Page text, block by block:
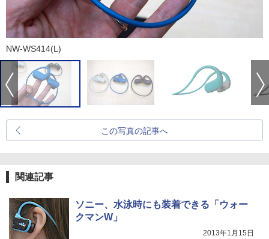
NW-WS414(L)
この写真の記事へ
関連記事
ソニー、水泳時にも装着できる「ウォー
クマンW」
2013年1月15日